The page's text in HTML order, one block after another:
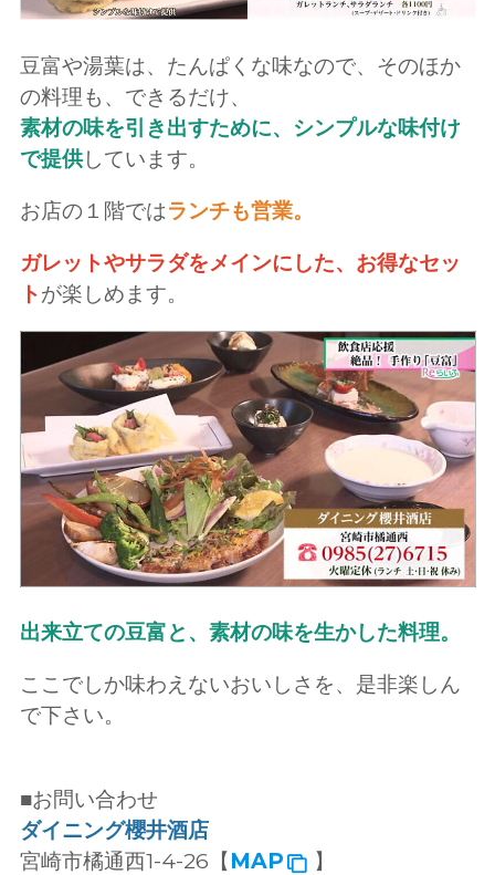
豆富や湯葉は、たんぱくな味なので、そのほか
の料理も、できるだけ、
素材の味を引き出すために、シンプルな味付け
で提供しています。
お店の１階ではランチも営業。
ガレットやサラダをメインにした、お得なセッ
トが楽しめます。
出来立ての豆富と、素材の味を生かした料理。
ここでしか味わえないおいしさを、是非楽しん
で下さい。
■お問い合わせ
ダイニング櫻井酒店
宮崎市橘通西1-4-26【MAP
】